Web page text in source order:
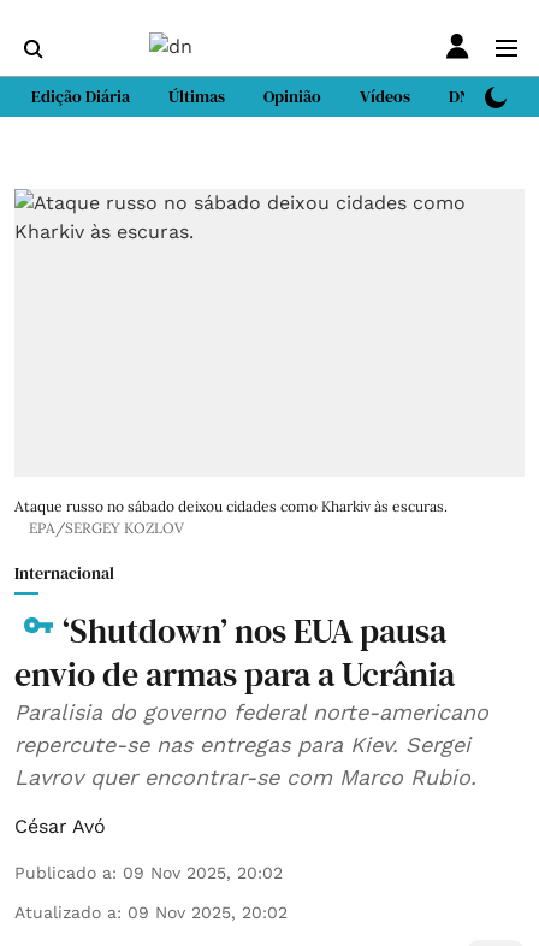
Edição Diária Últimas Opinião Vídeos DN Sport
Ataque russo no sábado deixou cidades como Kharkiv às escuras.
EPA/SERGEY KOZLOV
Internacional
‘Shutdown’ nos EUA pausa
envio de armas para a Ucrânia
Paralisia do governo federal norte-americano
repercute-se nas entregas para Kiev. Sergei
Lavrov quer encontrar-se com Marco Rubio.
César Avó
Publicado a: 09 Nov 2025, 20:02
Atualizado a: 09 Nov 2025, 20:02